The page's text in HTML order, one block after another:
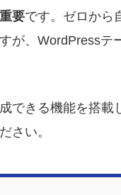
要です。ゼロから
が、WordPress
できる機能を搭
さい。